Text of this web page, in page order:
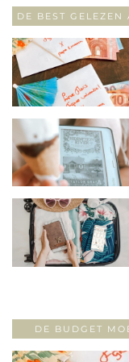
DE BEST
DE BUDGET